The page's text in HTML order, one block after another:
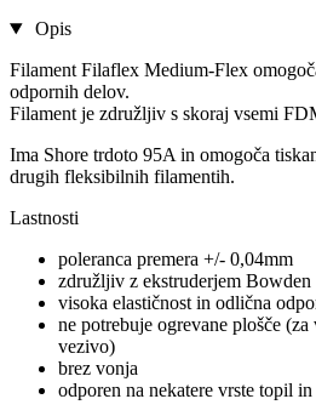
Opis
Filament Filaflex Medium-Flex
odpornih delov.
Filament je združljiv s skoraj vsemi
Ima Shore trdoto 95A in omogoča
drugih fleksibilnih filamentih.
Lastnosti
poleranca premera +/- 0,04mm
združljiv z ekstruderjem Bowden
visoka elastičnost in odlična
ne potrebuje ogrevane plošče
vezivo)
brez vonja
odporen na nekatere vrste topil